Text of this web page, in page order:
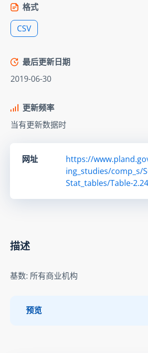
格式
CSV
最后更新日期
2019-06-30
更新频率
当有更新数据时
网址
https://
ing_studies/comp_s/
Stat_tables/Table-
描述
基数: 所有商业机构
预览